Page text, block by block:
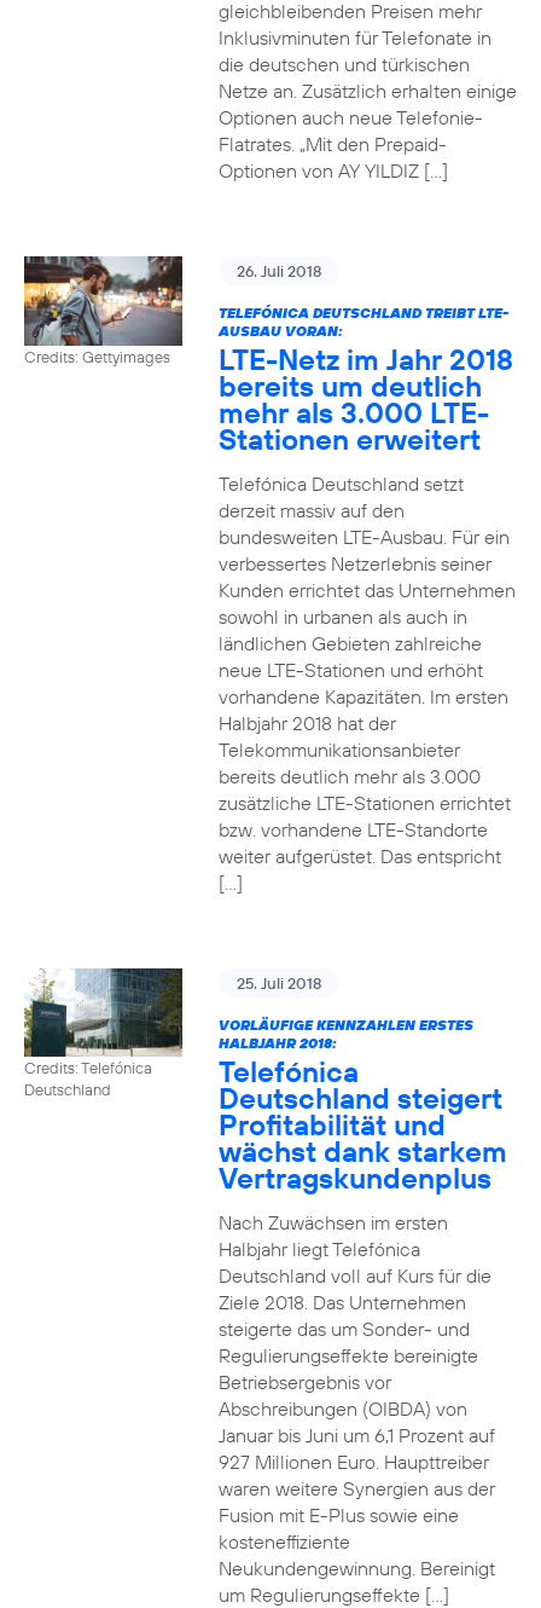
gleichbleibenden Preisen mehr
Inklusivminuten für Telefonate in
die deutschen und türkischen
Netze an. Zusätzlich erhalten einige
Optionen auch neue Telefonie-
Flatrates. „Mit den Prepaid-
Optionen von AY YILDIZ […]
Credits: Gettyimages
26. Juli 2018
TELEFÓNICA DEUTSCHLAND TREIBT LTE-
AUSBAU VORAN:
LTE-Netz im Jahr 2018
bereits um deutlich
mehr als 3.000 LTE-
Stationen erweitert
Telefónica Deutschland setzt
derzeit massiv auf den
bundesweiten LTE-Ausbau. Für ein
verbessertes Netzerlebnis seiner
Kunden errichtet das Unternehmen
sowohl in urbanen als auch in
ländlichen Gebieten zahlreiche
neue LTE-Stationen und erhöht
vorhandene Kapazitäten. Im ersten
Halbjahr 2018 hat der
Telekommunikationsanbieter
bereits deutlich mehr als 3.000
zusätzliche LTE-Stationen errichtet
bzw. vorhandene LTE-Standorte
weiter aufgerüstet. Das entspricht
[…]
Credits: Telefónica
Deutschland
25. Juli 2018
VORLÄUFIGE KENNZAHLEN ERSTES
HALBJAHR 2018:
Telefónica
Deutschland steigert
Profitabilität und
wächst dank starkem
Vertragskundenplus
Nach Zuwächsen im ersten
Halbjahr liegt Telefónica
Deutschland voll auf Kurs für die
Ziele 2018. Das Unternehmen
steigerte das um Sonder- und
Regulierungseffekte bereinigte
Betriebsergebnis vor
Abschreibungen (OIBDA) von
Januar bis Juni um 6,1 Prozent auf
927 Millionen Euro. Haupttreiber
waren weitere Synergien aus der
Fusion mit E-Plus sowie eine
kosteneffiziente
Neukundengewinnung. Bereinigt
um Regulierungseffekte […]